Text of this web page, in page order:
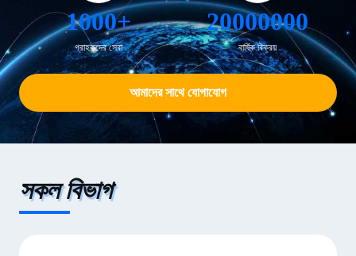
1000+
গ্রাহকদের সেবা
20000000
বার্ষিক বিক্রয়
আমাদের সাথে যোগাযোগ
সকল বিভাগ